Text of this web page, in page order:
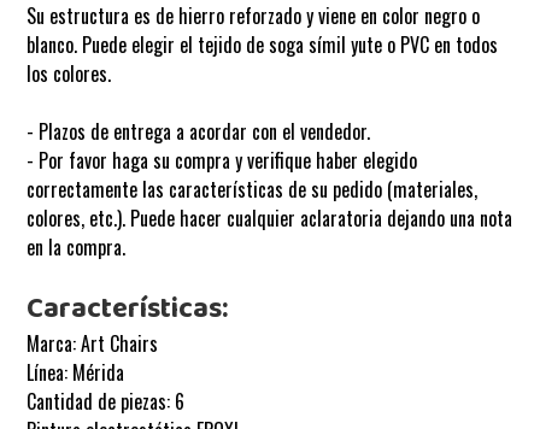
Su estructura es de hierro reforzado y viene en color negro o
blanco. Puede elegir el tejido de soga símil yute o PVC en todos
los colores.
- Plazos de entrega a acordar con el vendedor.
- Por favor haga su compra y verifique haber elegido
correctamente las características de su pedido (materiales,
colores, etc.). Puede hacer cualquier aclaratoria dejando una nota
en la compra.
Características:
Marca: Art Chairs
Línea: Mérida
Cantidad de piezas: 6